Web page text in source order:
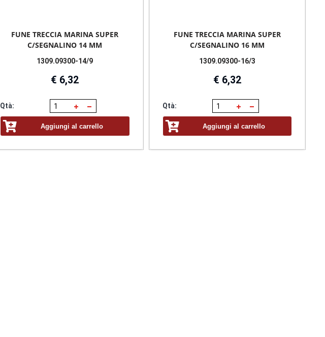
FUNE TRECCIA MARINA SUPER
C/SEGNALINO 14 MM
1309.09300-14/9
€ 6,32
Qtà:
Aggiungi al carrello
FUNE TRECCIA MARINA SUPER
C/SEGNALINO 16 MM
1309.09300-16/3
€ 6,32
Qtà:
Aggiungi al carrello